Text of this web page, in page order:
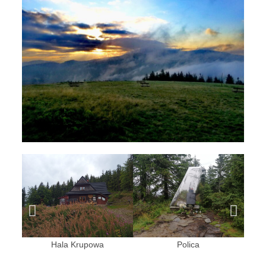
Hala Krupowa Polica